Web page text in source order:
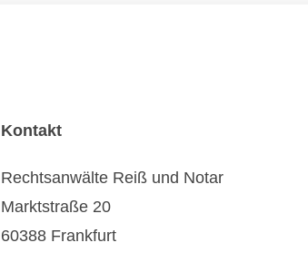
Kontakt
Rechtsanwälte Reiß und Notar
Marktstraße 20
60388 Frankfurt